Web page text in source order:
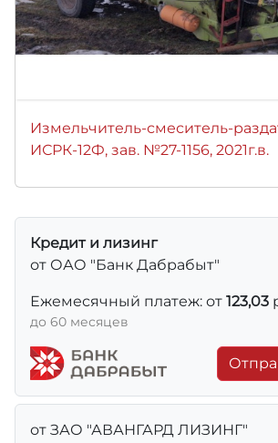
Измельчитель-смеситель-
ИСРК-12Ф, зав. №27-1156, 2021г.в.
Кредит и лизинг
от ОАО "Банк Дабрабыт"
Ежемесячный платеж: от 123,03
до 60 месяцев
от ЗАО "АВАНГАРД ЛИЗИНГ"